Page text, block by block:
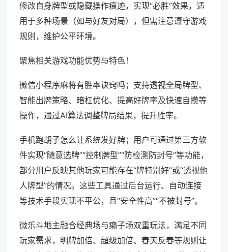
修改自身牌型或隐藏操作痕迹，实现“必胜”效果，适
用于多种场景（如与好友对局），但需注意遵守游戏
规则，维护公平环境。
聚焦相关游戏功能优势与特色！
微信小程序麻将有胜率诀窍吗；支持透视全局牌型、
智能出牌策略、暗杠优化、提高好牌率及快速自摸等
操作，通过AI算法调整牌局结果，提升胜率。
手机跑胡子怎么让系统发好牌；用户可通过第三方软
件实现“随意选牌”“控制牌型”“防检测防封号”等功能，
部分用户反映其他玩家可能存在“牌特别好”或“透视他
人牌型”的情况。这些工具通过后台运行、自动连接
等技术手段实现不平公，且“安全性高”“不被封号”。
微乐斗地主融合经典场与癞子场双重玩法，满足不同
玩家需求，明牌加倍、超级加倍、春天反春等规则让